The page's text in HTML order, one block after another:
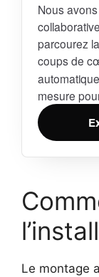
Nous
parcourez
coups de
mesure
Le montage